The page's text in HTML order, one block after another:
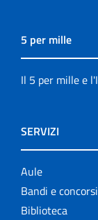
5 per mille
Il 5 per mille e
SERVIZI
Aule
Bandi e concorsi
Biblioteca